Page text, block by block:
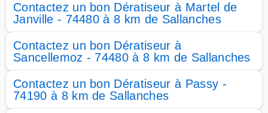
Contactez un bon Dératiseur à Martel de
Janville - 74480 à 8 km de Sallanches
Contactez un bon Dératiseur à
Sancellemoz - 74480 à 8 km de Sallanches
Contactez un bon Dératiseur à Passy -
74190 à 8 km de Sallanches